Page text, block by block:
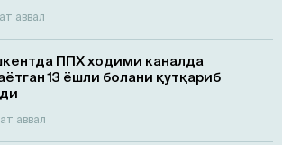
аввал
ППХ ходими каналда
13 ёшли болани қутқариб
аввал